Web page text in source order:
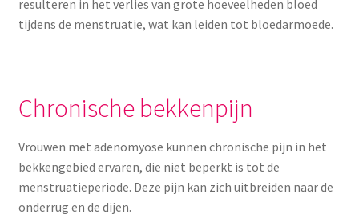
resulteren in het verlies van grote hoeveelheden bloed
tijdens de menstruatie, wat kan leiden tot bloedarmoede.
Chronische bekkenpijn
Vrouwen met adenomyose kunnen chronische pijn in het
bekkengebied ervaren, die niet beperkt is tot de
menstruatieperiode. Deze pijn kan zich uitbreiden naar de
onderrug en de dijen.